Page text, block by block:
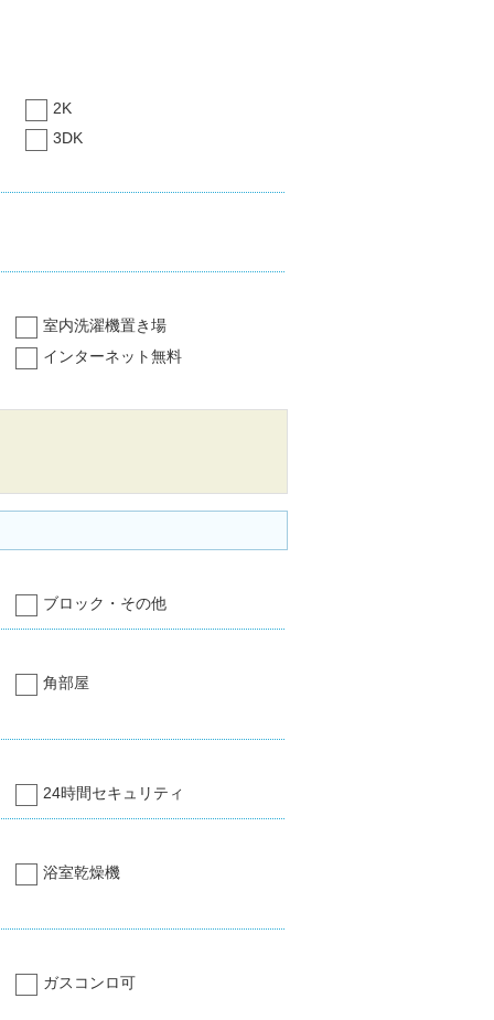
2K
3DK
室内洗濯機置き場
インターネット無料
ブロック・その他
角部屋
24時間セキュリティ
浴室乾燥機
ガスコンロ可